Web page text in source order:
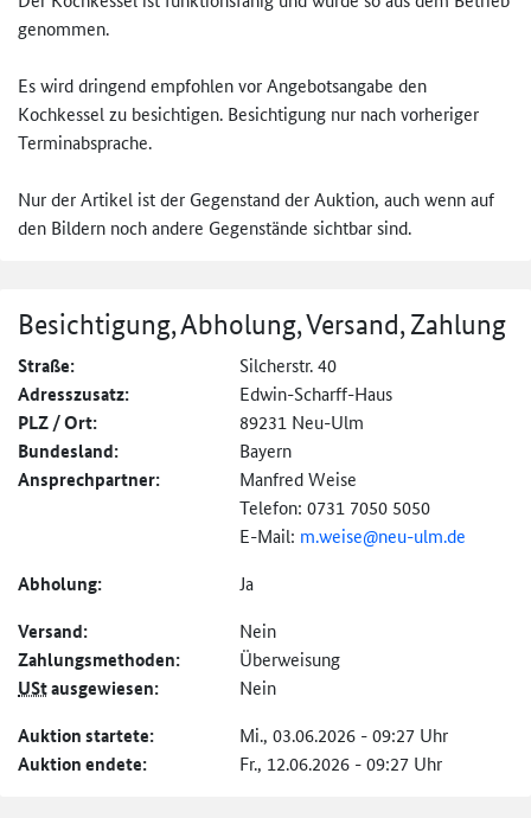
genommen.
Es wird dringend empfohlen vor Angebotsangabe den
Kochkessel zu besichtigen. Besichtigung nur nach vorheriger
Terminabsprache.
Nur der Artikel ist der Gegenstand der Auktion, auch wenn auf
den Bildern noch andere Gegenstände sichtbar sind.
Besichtigung, Abholung, Versand, Zahlung
Straße: Silcherstr. 40
Adresszusatz: Edwin-Scharff-Haus
PLZ / Ort: 89231 Neu-Ulm
Bundesland: Bayern
Ansprechpartner:
Manfred Weise
Telefon: 0731 7050 5050
E-Mail: m.weise@neu-ulm.de
Abholung: Ja
Versand: Nein
Zahlungs­methoden: Überweisung
UStausgewiesen: Nein
Auktion startete: Mi., 03.06.2026 - 09:27 Uhr
Auktion endete: Fr., 12.06.2026 - 09:27 Uhr